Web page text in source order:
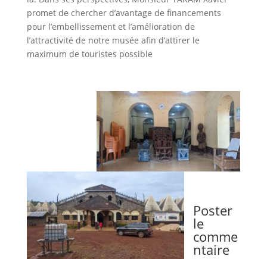
promet de chercher d’avantage de financements
pour l’embellissement et l’amélioration de
l’attractivité de notre musée afin d’attirer le
maximum de touristes possible
Poster
le
comme
ntaire